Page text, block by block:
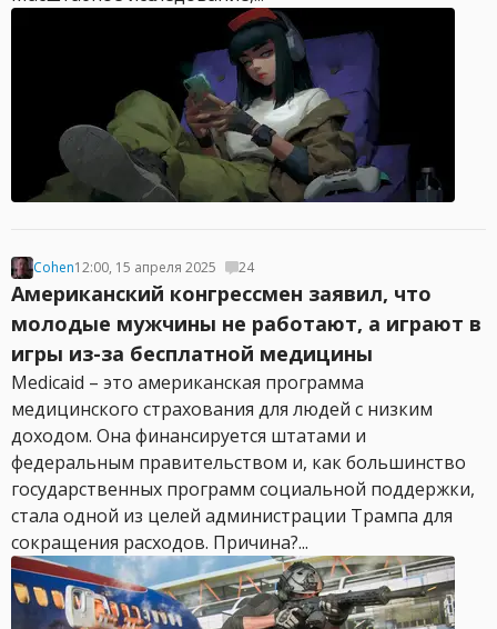
Cohen12:00, 15 апреля 2025 24
Американский конгрессмен заявил, что
молодые мужчины не работают, а играют в
игры из-за бесплатной медицины
Medicaid – это американская программа
медицинского страхования для людей с низким
доходом. Она финансируется штатами и
федеральным правительством и, как большинство
государственных программ социальной поддержки,
стала одной из целей администрации Трампа для
сокращения расходов. Причина?...